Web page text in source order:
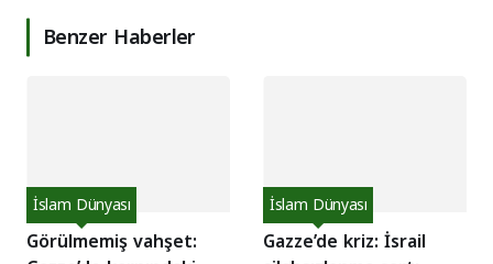
Benzer Haberler
Görülmemiş vahşet:
İslam Dünyası
Gazze’de kriz: İsrail
İslam Dünyası